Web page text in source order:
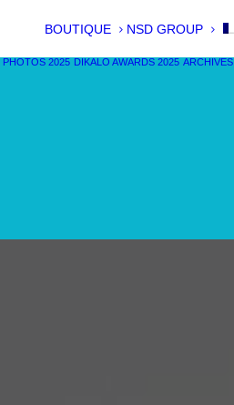
BOUTIQUE NSD GROUP
PHOTOS 2025 DIKALO AWARDS 2025 ARCHIVES